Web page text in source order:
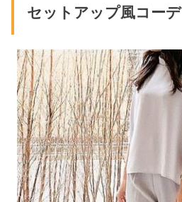
セットアップ風コーデ